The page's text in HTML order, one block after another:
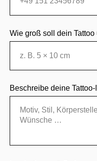
Wie groß soll dein
Beschreibe deine Tattoo-